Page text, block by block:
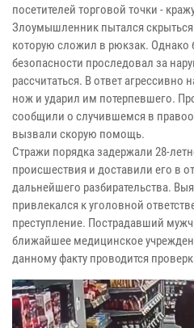
посетителей торговой точки -
Злоумышленник пытался
которую сложил в рюкзак. Однако
безопасности проследовал за
рассчитаться. В ответ
нож и ударил им потерпевшего.
сообщили о случившемся в
вызвали скорую помощь.
Стражи порядка задержали 28-
происшествия и доставили его в
дальнейшего разбирательства.
привлекался к уголовной
преступление. Пострадавший
ближайшее медицинское
данному факту проводится